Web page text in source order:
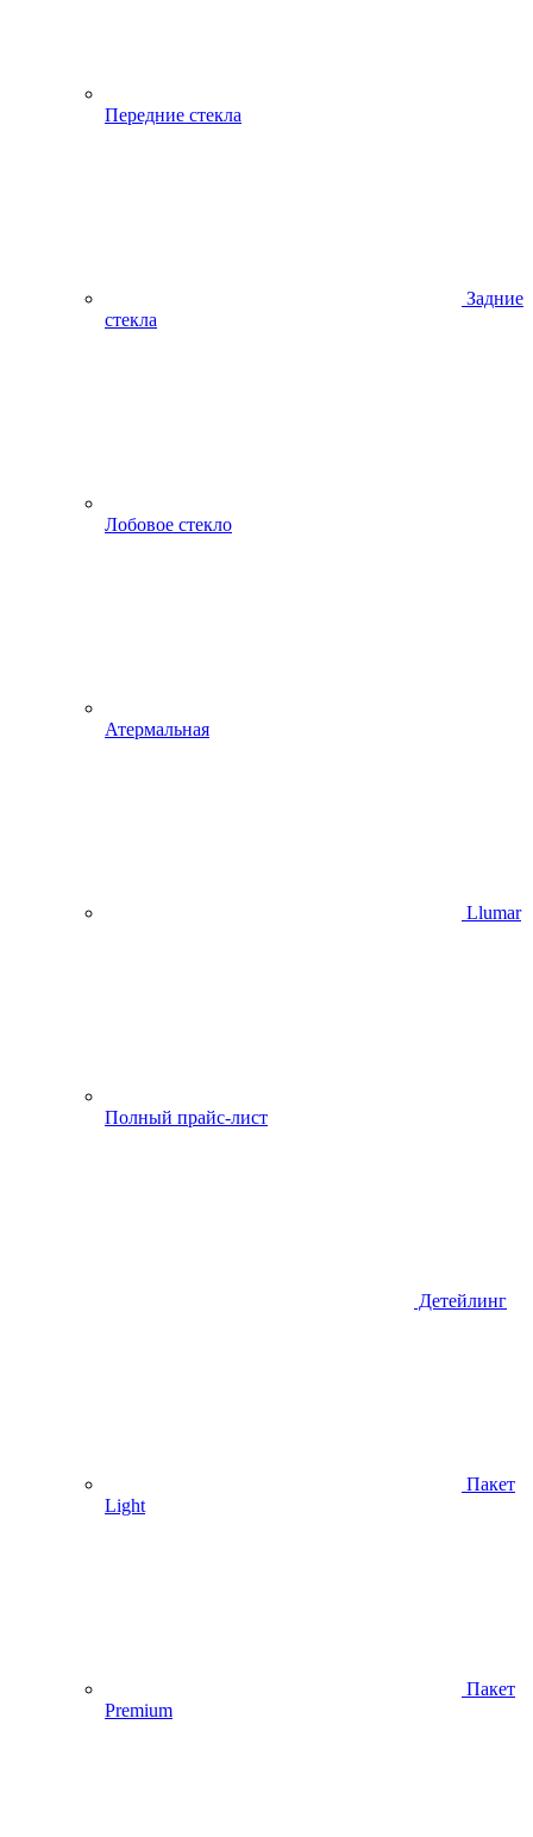
Передние стекла
Задние
стекла
Лобовое стекло
Атермальная
Llumar
Полный прайс-лист
Детейлинг
Пакет
Light
Пакет
Premium